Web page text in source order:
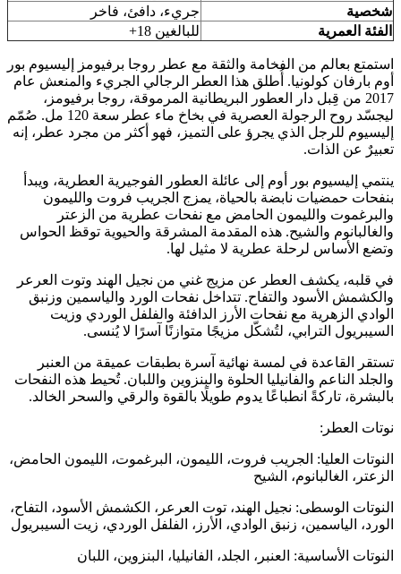
شخصية
جريء، دافئ، فاخر
الفئة العمرية
للبالغين 18+
استمتع بعالم من الفخامة والثقة مع عطر روجا برفيومز إليسيوم بور
أوم بارفان كولونيا. أُطلق هذا العطر الرجالي الجريء والمنعش عام
2017 من قِبل دار العطور البريطانية المرموقة، روجا برفيومز،
ليجسّد روح الرجولة العصرية في بخاخ ماء عطر سعة 120 مل. صُمّم
إليسيوم للرجل الذي يجرؤ على التميز، فهو أكثر من مجرد عطر، إنه
تعبيرٌ عن الذات.
ينتمي إليسيوم بور أوم إلى عائلة العطور الفوجيرية العطرية، ويبدأ
بنفحات حمضيات نابضة بالحياة، يمزج الجريب فروت والليمون
والبرغموت والليمون الحامض مع نفحات عطرية من الزعتر
والغالبانوم والشيح. هذه المقدمة المشرقة والحيوية توقظ الحواس
وتضع الأساس لرحلة عطرية لا مثيل لها.
في قلبه، يكشف العطر عن مزيج غني من نجيل الهند وتوت العرعر
والكشمش الأسود والتفاح. تتداخل نفحات الورد والياسمين وزنبق
الوادي الزهرية مع نفحات الأرز الدافئة والفلفل الوردي وزيت
السيبريول الترابي، لتُشكّل مزيجًا متوازنًا آسرًا لا يُنسى.
تستقر القاعدة في لمسة نهائية آسرة بطبقات عميقة من العنبر
والجلد الناعم والفانيليا الحلوة والبنزوين واللبان. تُحيط هذه النفحات
بالبشرة، تاركةً انطباعًا يدوم طويلًا بالقوة والرقي والسحر الخالد.
نوتات العطر:
النوتات العليا: الجريب فروت، الليمون، البرغموت، الليمون الحامض،
الزعتر، الغالبانوم، الشيح
النوتات الوسطى: نجيل الهند، توت العرعر، الكشمش الأسود، التفاح،
الورد، الياسمين، زنبق الوادي، الأرز، الفلفل الوردي، زيت السيبريول
النوتات الأساسية: العنبر، الجلد، الفانيليا، البنزوين، اللبان